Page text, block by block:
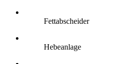
Fettabscheider
Hebeanlage